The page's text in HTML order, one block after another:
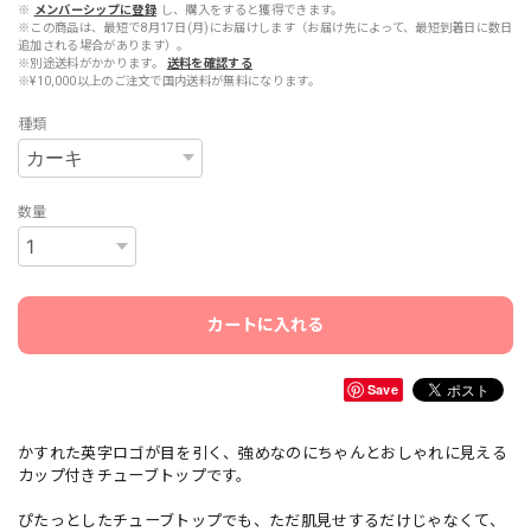
※ メンバーシップに登録 し、購入をすると獲得できます。
※この商品は、最短で8月17日(月)にお届けします（お届け先によって、最短到着日に数日
追加される場合があります）。
※別途送料がかかります。
送料を確認する
※¥10,000以上のご注文で国内送料が無料になります。
種類
数量
カートに入れる
Save
かすれた英字ロゴが目を引く、強めなのにちゃんとおしゃれに見える
カップ付きチューブトップです。
ぴたっとしたチューブトップでも、ただ肌見せするだけじゃなくて、